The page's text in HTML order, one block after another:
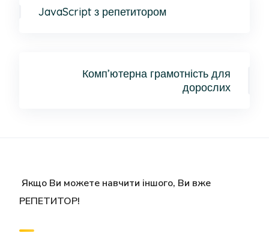
JavaScript з репетитором
Комп’ютерна грамотність для
дорослих
Якщо Ви можете навчити іншого, Ви вже
РЕПЕТИТОР!